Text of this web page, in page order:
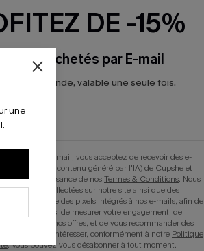
une
DE -15%
dès 2 Achetés par E-mail
par commande, valable une seule fois.
votre adresse e-mail, vous acceptez de recevoir des e-
(y compris du contenu généré par l'IA) de Cupshe et
pris connaissance de nosTermes & Conditions. Nous
les données collectées sur notre site ainsi que des
suivi, telles que des pixels intégrés à nos e-mails, afin de
ont été ouverts, de mesurer votre engagement, de
contenus et nos offres, et de vous recommander des
de vous intéresser, conformément à notre Politique
. Vous pouvez vous désabonner à tout moment.